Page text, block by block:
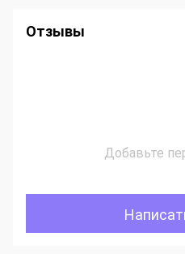
Отзывы
Добавьте